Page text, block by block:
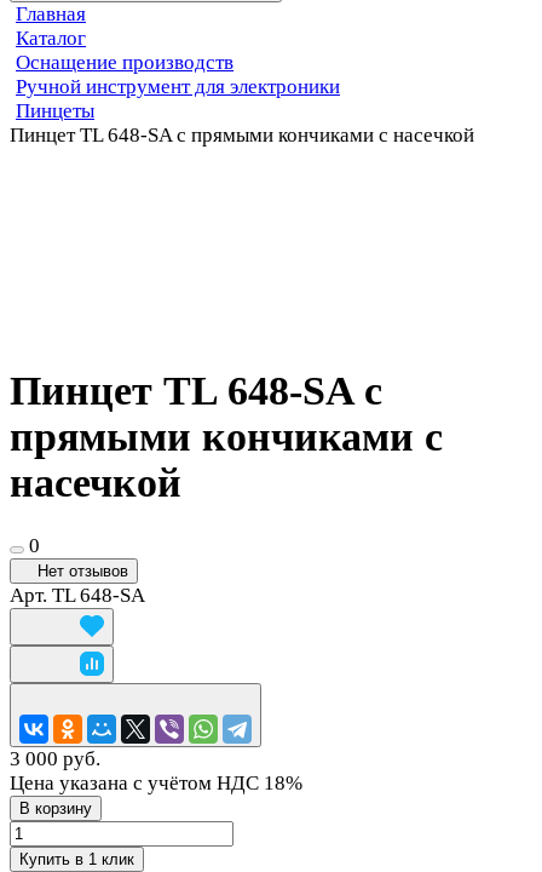
Главная
Каталог
Оснащение производств
Ручной инструмент для электроники
Пинцеты
Пинцет TL 648-SA с прямыми кончиками с насечкой
Пинцет TL 648-SA с
прямыми кончиками с
насечкой
0
Нет отзывов
Арт. TL 648-SA
3 000 руб.
Цена указана с учётом НДС 18%
В корзину
Купить в 1 клик